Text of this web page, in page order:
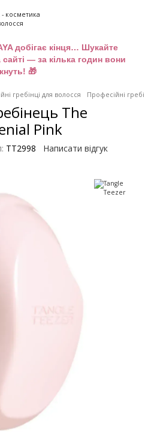
добігає кінця… Шукайте
— за кілька годин вони
🎁
гребінці для волосся Професійні
The
Pink
TT2998 Написати відгук